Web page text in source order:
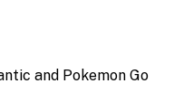
and Pokemon Go